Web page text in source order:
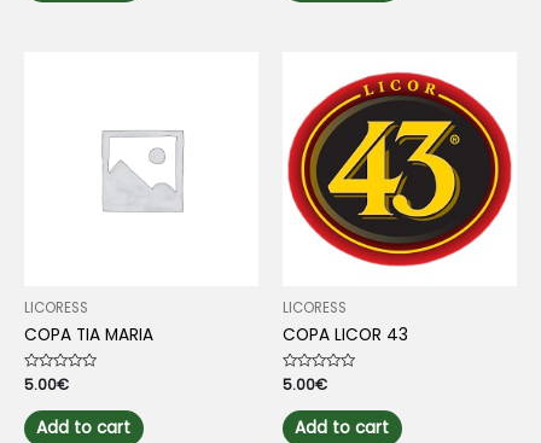
LICORESS
COPA TIA MARIA
Rated
0
out
of
5
5.00€
Add to cart
LICORESS
COPA LICOR 43
Rated
0
out
of
5
5.00€
Add to cart